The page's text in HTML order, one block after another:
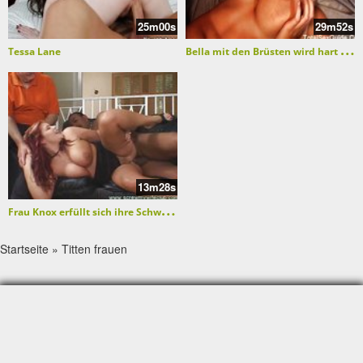
25m00s
Tessa Lane
29m52s
B
ella mit den Brüsten wird hart gefickt
13m28s
F
rau Knox erfüllt sich ihre Schwanzträume
Startseite » Titten frauen